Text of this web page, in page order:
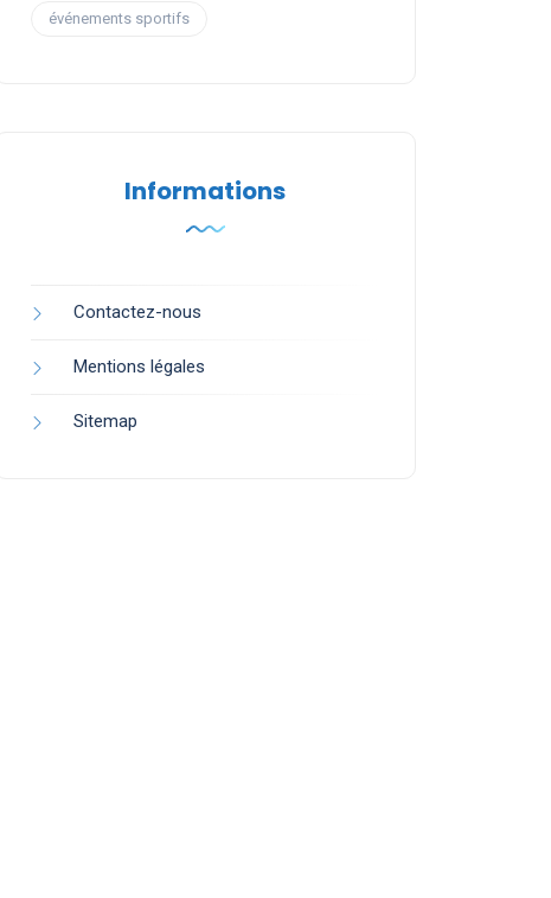
événements sportifs
Informations
Contactez-nous
Mentions légales
Sitemap